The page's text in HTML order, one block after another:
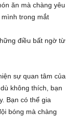
ăn mà chàng yêu
trong mắt
điều bất ngờ từ
sự quan tâm của
không thích, bạn
Bạn có thể gia
bóng mà chàng